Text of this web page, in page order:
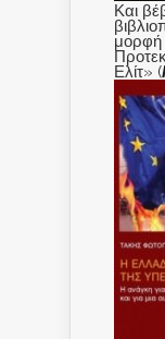
Και
μορφή
Ελίτ» (